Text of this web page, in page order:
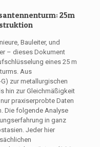
25m
Bauleiter, und
– dieses Dokument
eines 25 m
Aus
zur metallurgischen
hin zur Gleichmäßigkeit
praxiserprobte Daten
Die folgende Analyse
in ganz
Jeder hier